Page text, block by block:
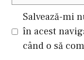
Salvează-mi
în acest
când o să